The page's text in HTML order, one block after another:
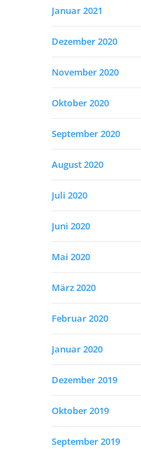
Januar 2021
Dezember 2020
November 2020
Oktober 2020
September 2020
August 2020
Juli 2020
Juni 2020
Mai 2020
März 2020
Februar 2020
Januar 2020
Dezember 2019
Oktober 2019
September 2019